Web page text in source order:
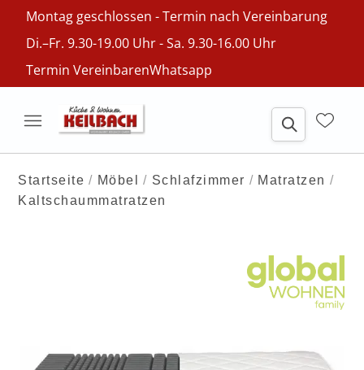
Montag geschlossen - Termin nach Vereinbarung
Di.–Fr. 9.30-19.00 Uhr - Sa. 9.30-16.00 Uhr
Termin VereinbarenWhatsapp
Startseite Möbel Schlafzimmer
Matratzen
Kaltschaummatratzen